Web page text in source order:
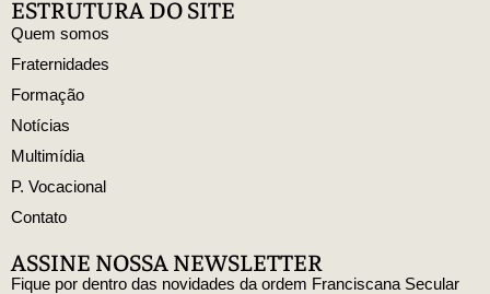
ESTRUTURA DO SITE
Quem somos
Fraternidades
Formação
Notícias
Multimídia
P. Vocacional
Contato
ASSINE NOSSA NEWSLETTER
Fique por dentro das novidades da ordem Franciscana Secular